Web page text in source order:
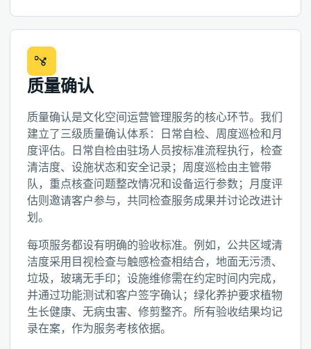
质量确认
质量确认是文化空间运营管理服务的核心环节。我们
建立了三级质量确认体系：日常自检、周度巡检和月
度评估。日常自检由驻场人员按标准流程执行，检查
清洁度、设施状态和安全记录；周度巡检由主管带
队，重点核查问题整改情况和设备运行参数；月度评
估则邀请客户参与，共同检查服务成果并讨论改进计
划。
每项服务都设有明确的验收标准。例如，公共区域清
洁度采用目视检查与触感检查相结合，地面无污渍、
垃圾，玻璃无手印；设施维修需在约定时间内完成，
并通过功能测试和客户签字确认；绿化养护要求植物
生长健康、无病虫害、修剪整齐。所有验收结果均记
录在案，作为服务考核依据。